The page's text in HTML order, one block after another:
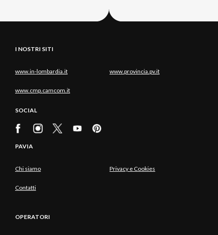
I NOSTRI SITI
www.in-lombardia.it www.provincia.pv.it
www.cmp.camcom.it
SOCIAL
PAVIA
Chi siamo Privacy e Cookies
Contatti
OPERATORI